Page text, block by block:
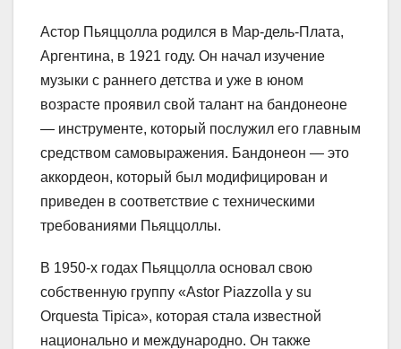
Астор Пьяццолла родился в Мар-дель-Плата,
Аргентина, в 1921 году. Он начал изучение
музыки с раннего детства и уже в юном
возрасте проявил свой талант на бандонеоне
— инструменте, который послужил его главным
средством самовыражения. Бандонеон — это
аккордеон, который был модифицирован и
приведен в соответствие с техническими
требованиями Пьяццоллы.
В 1950-х годах Пьяццолла основал свою
собственную группу «Astor Piazzolla y su
Orquesta Tipica», которая стала известной
национально и международно. Он также